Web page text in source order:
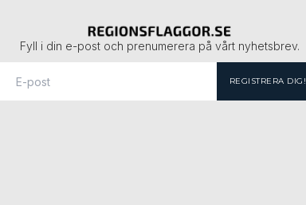
Fyll i din e-post och prenumerera på vårt nyhetsbrev.
REGISTRERA DIG!